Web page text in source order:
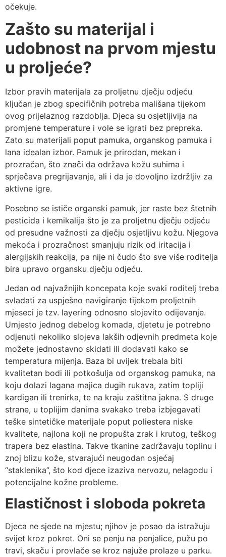
očekuje.
Zašto su materijal i
udobnost na prvom mjestu
u proljeće?
Izbor pravih materijala za proljetnu dječju odjeću
ključan je zbog specifičnih potreba mališana tijekom
ovog prijelaznog razdoblja. Djeca su osjetljivija na
promjene temperature i vole se igrati bez prepreka.
Zato su materijali poput pamuka, organskog pamuka i
lana idealan izbor. Pamuk je prirodan, mekan i
prozračan, što znači da održava kožu suhima i
sprječava pregrijavanje, ali i da je dovoljno izdržljiv za
aktivne igre.
Posebno se ističe organski pamuk, jer raste bez štetnih
pesticida i kemikalija što je za proljetnu dječju odjeću
od presudne važnosti za dječju osjetljivu kožu. Njegova
mekoća i prozračnost smanjuju rizik od iritacija i
alergijskih reakcija, pa nije ni čudo što sve više roditelja
bira upravo organsku dječju odjeću.
Jedan od najvažnijih koncepata koje svaki roditelj treba
svladati za uspješno navigiranje tijekom proljetnih
mjeseci je tzv. layering odnosno slojevito odijevanje.
Umjesto jednog debelog komada, djetetu je potrebno
odjenuti nekoliko slojeva lakših odjevnih predmeta koje
možete jednostavno skidati ili dodavati kako se
temperatura mijenja. Baza bi uvijek trebala biti
kvalitetan bodi ili potkošulja od organskog pamuka, na
koju dolazi lagana majica dugih rukava, zatim topliji
kardigan ili trenirka, te na kraju zaštitna jakna. S druge
strane, u toplijim danima svakako treba izbjegavati
teške sintetičke materijale poput poliestera niske
kvalitete, najlona koji ne propušta zrak i krutog, teškog
trapera bez elastina. Takve tkanine zadržavaju toplinu i
znoj blizu kože, stvarajući neugodan osjećaj
“staklenika”, što kod djece izaziva nervozu, nelagodu i
potencijalne kožne probleme.
Elastičnost i sloboda pokreta
Djeca ne sjede na mjestu; njihov je posao da istražuju
svijet kroz pokret. Oni se penju na penjalice, pužu po
travi, skaču i provlače se kroz najuže prolaze u parku.